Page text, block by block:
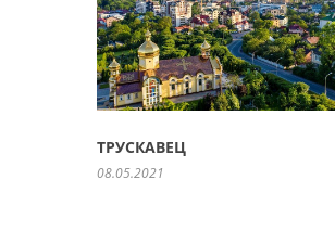
ТРУСКАВЕЦ
08.05.2021